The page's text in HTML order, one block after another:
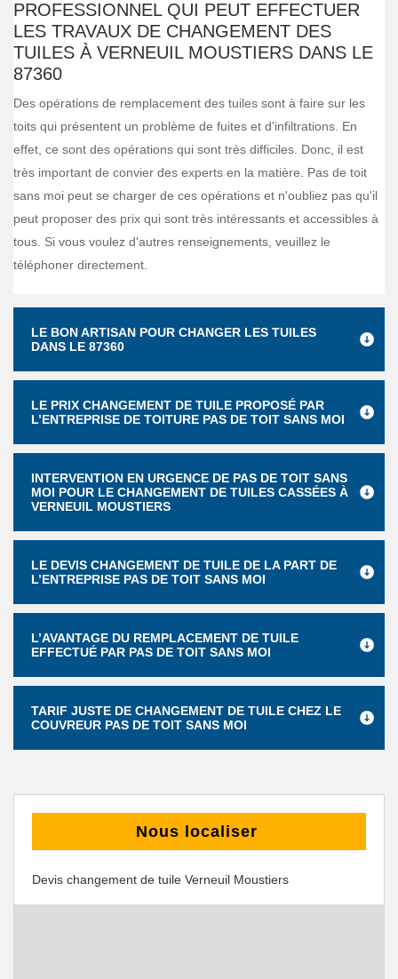
PROFESSIONNEL QUI PEUT EFFECTUER
LES TRAVAUX DE CHANGEMENT DES
TUILES À VERNEUIL MOUSTIERS DANS LE
87360
Des opérations de remplacement des tuiles sont à faire sur les
toits qui présentent un problème de fuites et d'infiltrations. En
effet, ce sont des opérations qui sont très difficiles. Donc, il est
très important de convier des experts en la matière. Pas de toit
sans moi peut se charger de ces opérations et n'oubliez pas qu'il
peut proposer des prix qui sont très intéressants et accessibles à
tous. Si vous voulez d'autres renseignements, veuillez le
téléphoner directement.
LE BON ARTISAN POUR CHANGER LES TUILES
DANS LE 87360
LE PRIX CHANGEMENT DE TUILE PROPOSÉ PAR
L’ENTREPRISE DE TOITURE PAS DE TOIT SANS MOI
INTERVENTION EN URGENCE DE PAS DE TOIT SANS
MOI POUR LE CHANGEMENT DE TUILES CASSÉES À
VERNEUIL MOUSTIERS
LE DEVIS CHANGEMENT DE TUILE DE LA PART DE
L’ENTREPRISE PAS DE TOIT SANS MOI
L’AVANTAGE DU REMPLACEMENT DE TUILE
EFFECTUÉ PAR PAS DE TOIT SANS MOI
TARIF JUSTE DE CHANGEMENT DE TUILE CHEZ LE
COUVREUR PAS DE TOIT SANS MOI
Nous localiser
Devis changement de tuile Verneuil Moustiers